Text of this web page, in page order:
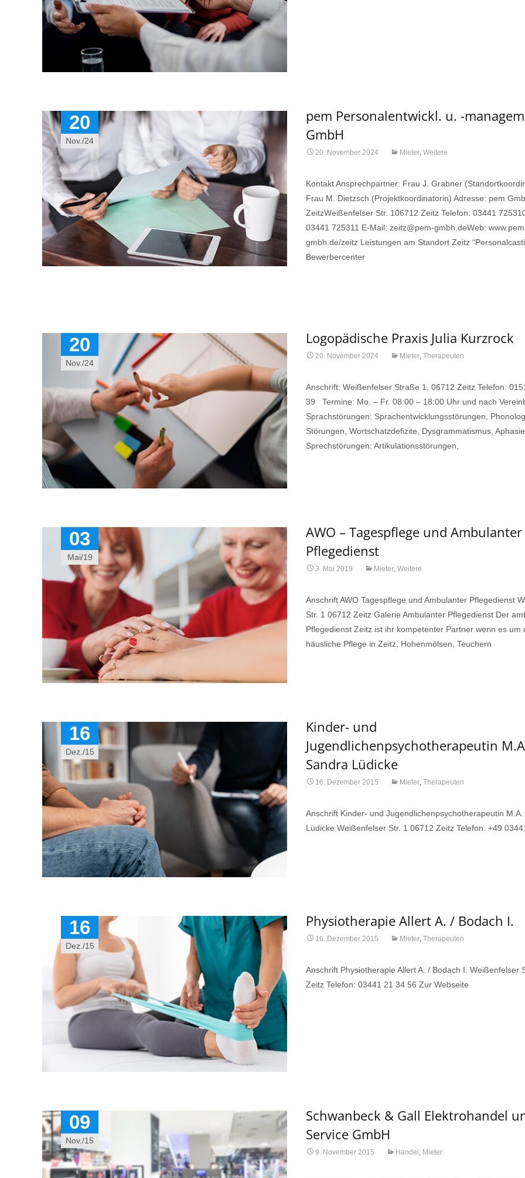
20
Nov./24
pem Personalentwickl. u. -
GmbH
20. November 2024 Mieter Weitere
Kontakt Ansprechpartner: Frau J. Grabner
Frau M. Dietzsch (Projektkoordinatorin) Adresse: pem
ZeitzWeißenfelser Str. 106712 Zeitz Telefon: 03441
03441 725311 E-Mail: zeitz@pem-gmbh.deWeb:
gmbh.de/zeitz Leistungen am Standort Zeitz
Bewerbercenter
20
Nov./24
Logopädische Praxis Julia Kurzrock
20. November 2024 Mieter Therapeuten
Anschrift: Weißenfelser Straße 1, 06712 Zeitz Telefon:
39 Termine: Mo. – Fr. 08:00 – 18:00 Uhr und nach
Sprachstörungen: Sprachentwicklungsstörungen,
Störungen, Wortschatzdefizite, Dysgrammatismus, Aphasie
Sprechstörungen: Artikulationsstörungen,
03
Mai/19
AWO – Tagespflege und Ambulanter
Pflegedienst
3. Mai 2019 Mieter, Weitere
Anschrift AWO Tagespflege und Ambulanter Pflegedienst
Str. 1 06712 Zeitz Galerie Ambulanter Pflegedienst Der
Pflegedienst Zeitz ist ihr kompetenter Partner wenn es um
häusliche Pflege in Zeitz, Hohenmölsen, Teuchern
16
Dez./15
Kinder- und
Jugendlichenpsychotherapeutin
Sandra Lüdicke
16. Dezember 2015 Mieter Therapeuten
Anschrift Kinder- und Jugendlichenpsychotherapeutin M.A.
Lüdicke Weißenfelser Str. 1 06712 Zeitz Telefon: +49
16
Dez./15
Physiotherapie Allert A. / Bodach I.
16. Dezember 2015 Mieter, Therapeuten
Anschrift Physiotherapie Allert A. / Bodach I. Weißenfelser
Zeitz Telefon: 03441 21 34 56 Zur Webseite
09
Nov./15
Schwanbeck & Gall Elektrohandel
Service GmbH
9. November 2015 Handel Mieter